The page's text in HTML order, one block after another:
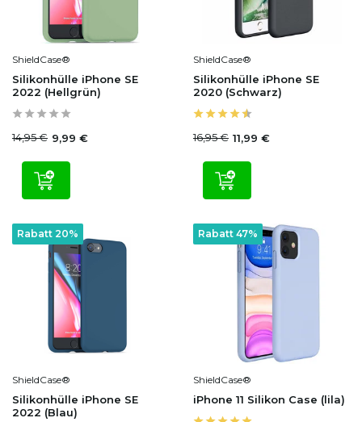
ShieldCase®
Silikonhülle iPhone SE
2022 (Hellgrün)
14,95 € 9,99 €
ShieldCase®
Silikonhülle iPhone SE
2020 (Schwarz)
16,95 € 11,99 €
Rabatt 20%
ShieldCase®
Silikonhülle iPhone SE
2022 (Blau)
Rabatt 47%
ShieldCase®
iPhone 11 Silikon Case (lila)